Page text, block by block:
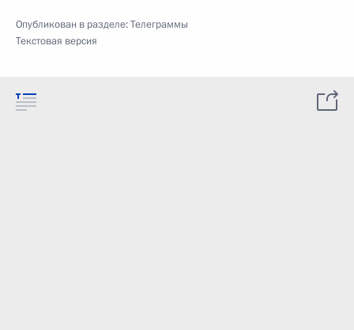
Опубликован в разделе:Телеграммы
Текстовая версия